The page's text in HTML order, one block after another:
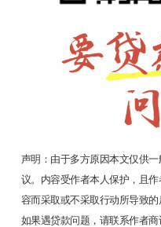
声明：由于多方原因本文仅供
议。内容受作者本人保护，且
容而采取或不采取行动所导致的
如果遇贷款问题，请联系作者商